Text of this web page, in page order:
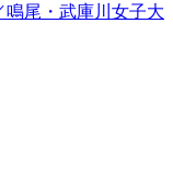
鳴尾・武庫川女子大